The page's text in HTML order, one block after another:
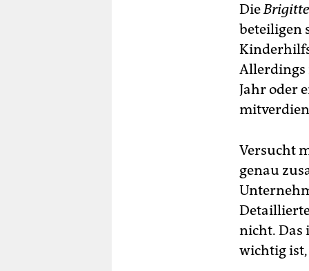
Die
beteiligen
Allerdings
Jahr oder
Versucht
genau
nicht. Das
wichtig